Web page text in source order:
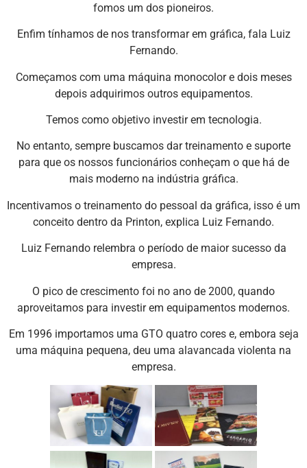
fomos um dos pioneiros.
Enfim tínhamos de nos transformar em gráfica, fala Luiz
Fernando.
Começamos com uma máquina monocolor e dois meses
depois adquirimos outros equipamentos.
Temos como objetivo investir em tecnologia.
No entanto, sempre buscamos dar treinamento e suporte
para que os nossos funcionários conheçam o que há de
mais moderno na indústria gráfica.
Incentivamos o treinamento do pessoal da gráfica, isso é um
conceito dentro da Printon, explica Luiz Fernando.
Luiz Fernando relembra o período de maior sucesso da
empresa.
O pico de crescimento foi no ano de 2000, quando
aproveitamos para investir em equipamentos modernos.
Em 1996 importamos uma GTO quatro cores e, embora seja
uma máquina pequena, deu uma alavancada violenta na
empresa.